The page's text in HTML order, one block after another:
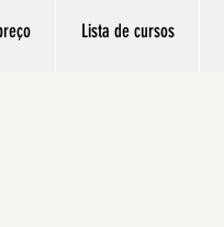
Lista de cursos